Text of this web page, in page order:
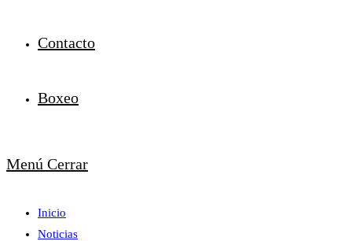
Contacto
Boxeo
Menú Cerrar
Inicio
Noticias